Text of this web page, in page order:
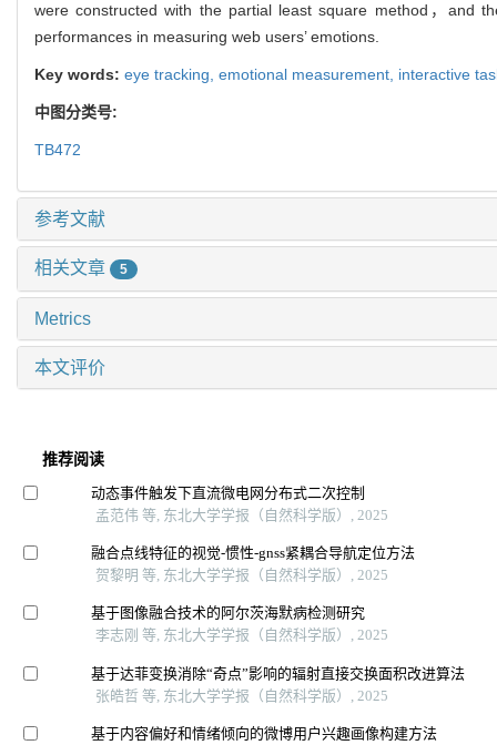
were constructed with the partial least square method，and
performances in measuring web users’ emotions.
Key words: eye tracking, emotional measurement, interactive
中图分类号:
TB472
参考文献
相关文章 5
Metrics
本文评价
推荐阅读
动态事件触发下直流微电网分布式二次控制
孟范伟 等, 东北大学学报（自然科学版）, 2025
融合点线特征的视觉-惯性-gnss紧耦合导航定位方法
贺黎明 等, 东北大学学报（自然科学版）, 2025
基于图像融合技术的阿尔茨海默病检测研究
李志刚 等, 东北大学学报（自然科学版）, 2025
基于达菲变换消除“奇点”影响的辐射直接交换面积改进算法
张皓哲 等, 东北大学学报（自然科学版）, 2025
基于内容偏好和情绪倾向的微博用户兴趣画像构建方法